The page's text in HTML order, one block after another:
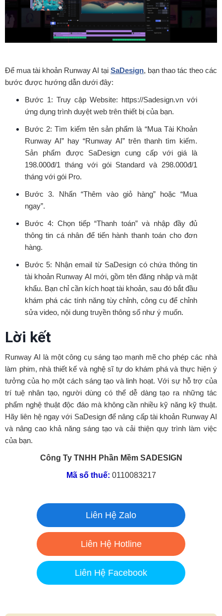
Để mua tài khoản Runway AI tại SaDesign, bạn thao tác theo các
bước được hướng dẫn dưới đây:
Bước 1: Truy cập Website: https://Sadesign.vn với
ứng dụng trình duyệt web trên thiết bị của bạn.
Bước 2: Tìm kiếm tên sản phẩm là “Mua Tài Khoản
Runway AI” hay “Runway AI” trên thanh tìm kiếm.
Sản phẩm được SaDesign cung cấp với giá là
198.000đ/1 tháng với gói Standard và 298.000đ/1
tháng với gói Pro.
Bước 3. Nhấn “Thêm vào giỏ hàng” hoặc “Mua
ngay”.
Bước 4: Chọn tiếp “Thanh toán” và nhập đầy đủ
thông tin cá nhân để tiến hành thanh toán cho đơn
hàng.
Bước 5: Nhận email từ SaDesign có chứa thông tin
tài khoản Runway AI mới, gồm tên đăng nhập và mật
khẩu. Bạn chỉ cần kích hoạt tài khoản, sau đó bắt đầu
khám phá các tính năng tùy chỉnh, công cụ để chỉnh
sửa video, nội dung truyền thông số như ý muốn.
Lời kết
Runway AI là một công cụ sáng tạo mạnh mẽ cho phép các nhà
làm phim, nhà thiết kế và nghệ sĩ tự do khám phá và thực hiện ý
tưởng của họ một cách sáng tạo và linh hoạt. Với sự hỗ trợ của
trí tuệ nhân tạo, người dùng có thể dễ dàng tạo ra những tác
phẩm nghệ thuật độc đáo mà không cần nhiều kỹ năng kỹ thuật.
Hãy liên hệ ngay với SaDesign để nâng cấp tài khoản Runway AI
và nâng cao khả năng sáng tạo và cải thiện quy trình làm việc
của bạn.
Công Ty TNHH Phần Mềm SADESIGN
Mã số thuế: 0110083217
Liên Hệ Zalo
Liên Hệ Hotline
Liên Hệ Facebook